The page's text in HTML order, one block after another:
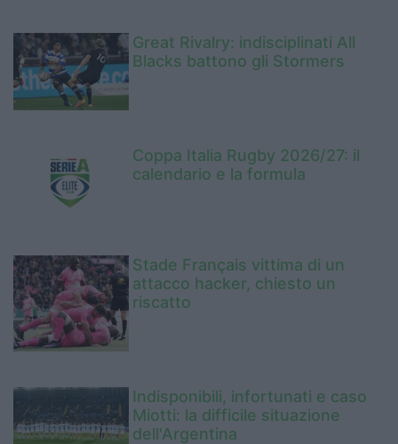
Great Rivalry: indisciplinati All
Blacks battono gli Stormers
Coppa Italia Rugby 2026/27: il
calendario e la formula
Stade Français vittima di un
attacco hacker, chiesto un
riscatto
Indisponibili, infortunati e caso
Miotti: la difficile situazione
dell'Argentina